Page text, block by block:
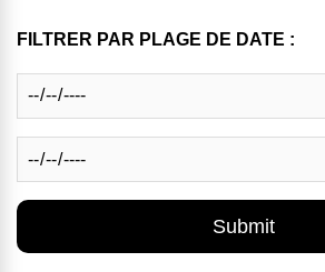
FILTRER PAR PLAGE DE DATE :